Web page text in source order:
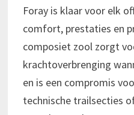
Foray is klaar voor elk
comfort, prestaties en
composiet zool zorgt
krachtoverbrenging
en is een compromis
technische trailsecties